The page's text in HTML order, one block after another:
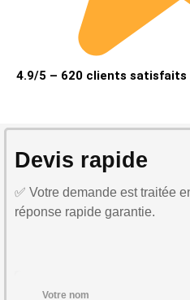
4.9/5 – 620 clients satisfaits
Devis rapide
✅ Votre demande est traitée
réponse rapide garantie.
Votre nom